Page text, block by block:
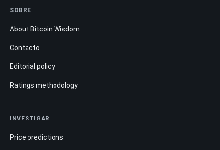
SOBRE
About Bitcoin Wisdom
Contacto
Editorial policy
Ratings methodology
INVESTIGAR
Price predictions